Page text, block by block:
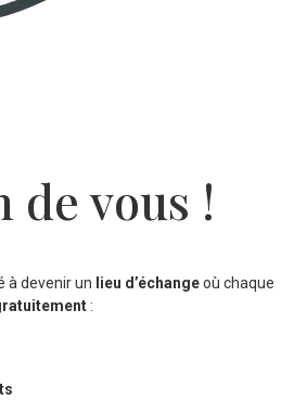
de vous !
à devenir un lieu d’échangeoù chaque
: